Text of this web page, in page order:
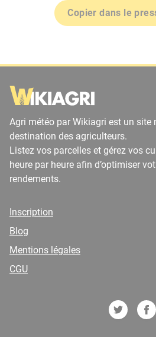
Copier dans le
Agri météo par Wikiagri est un site
destination des agriculteurs.
Listez vos parcelles et gérez vos
heure par heure afin d’optimiser
rendements.
Inscription
Blog
Mentions légales
CGU